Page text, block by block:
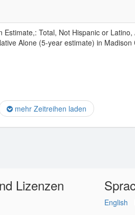
Estimate,: Total, Not Hispanic or Latino,
Alone (5-year estimate) in Madison
mehr Zeitreihen laden
Lizenzen
English